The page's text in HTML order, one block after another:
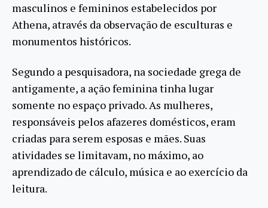
masculinos e femininos estabelecidos por
Athena, através da observação de esculturas e
monumentos históricos.
Segundo a pesquisadora, na sociedade grega de
antigamente, a ação feminina tinha lugar
somente no espaço privado. As mulheres,
responsáveis pelos afazeres domésticos, eram
criadas para serem esposas e mães. Suas
atividades se limitavam, no máximo, ao
aprendizado de cálculo, música e ao exercício da
leitura.